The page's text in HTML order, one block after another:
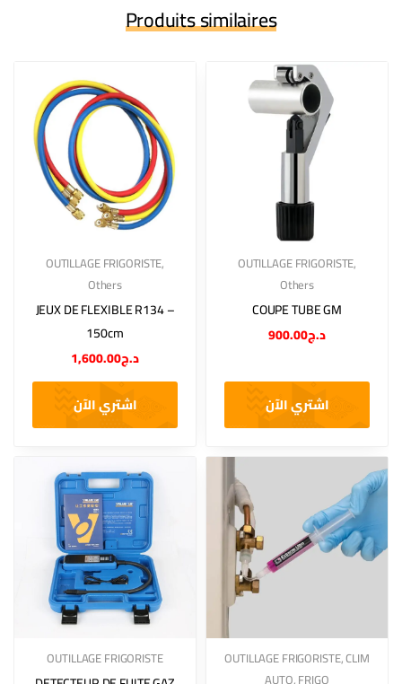
Produits similaires
OUTILLAGE FRIGORISTE,
Others
JEUX DE FLEXIBLE R134 –
150cm
د.ج1,600.00
اشتري الآن
OUTILLAGE FRIGORISTE,
Others
COUPE TUBE GM
د.ج900.00
اشتري الآن
OUTILLAGE FRIGORISTE OUTILLAGE FRIGORISTE,CLIM
AUTO,FRIGO